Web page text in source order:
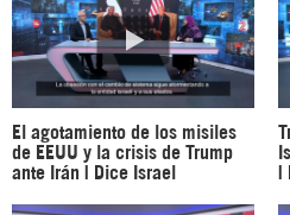
El agotamiento de los misiles
de EEUU y la crisis de Trump
ante Irán | Dice Israel
|